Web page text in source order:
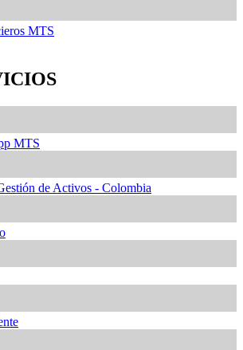
MTS
MTS
de Activos - Colombia